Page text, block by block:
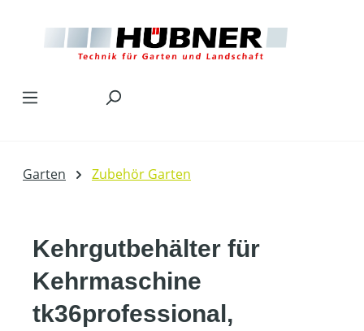
Garten Zubehör Garten
Kehrgutbehälter für
Kehrmaschine
tk36professional,